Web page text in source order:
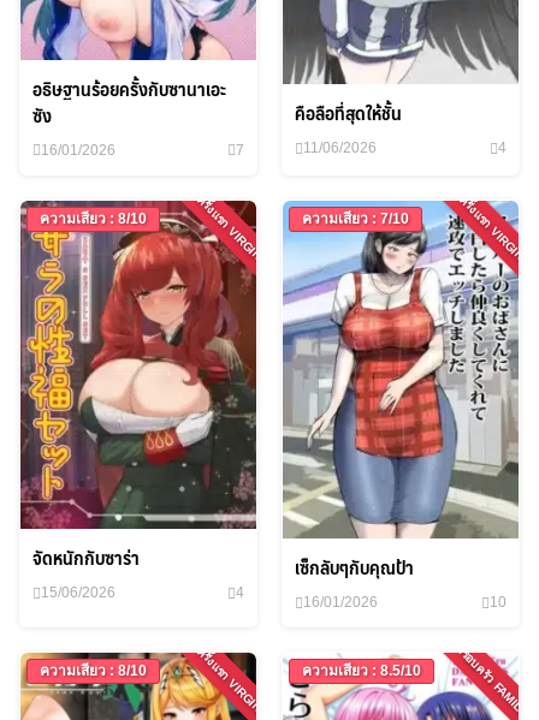
อธิษฐานร้อยครั้งกับซานาเอะ
ซัง
16/01/2026 7
คือลือที่สุดให้ชั้น
11/06/2026 4
ครั้งแรก VIRGIN
ความเสียว : 8/10
จัดหนักกับซาร่า
15/06/2026 4
ครั้งแรก VIRGIN
ความเสียว : 7/10
เซ็กลับๆกับคุณป้า
16/01/2026 10
ครั้งแรก VIRGIN
ความเสียว : 8/10 ครอบครัว FAMILY
ความเสียว : 8.5/10